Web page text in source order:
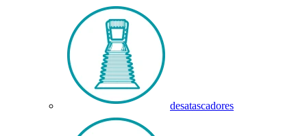
desatascadores